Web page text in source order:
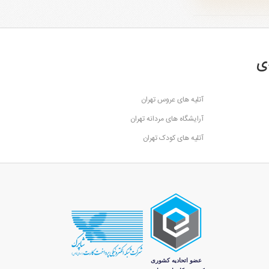
آتلیه های عروس تهران
آرایشگاه های مردانه تهران
آتلیه های کودک تهران